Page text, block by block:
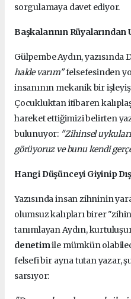
sorgulamaya davet ediyor.
Başkalarının
Gülpembe Aydın, yazısında
halde varım"felsefesinden
insanının mekanik bir
Çocukluktan itibaren
hareket ettiğimizi belirten
bulunuyor: "Zihinsel
görüyoruz ve bunu kendi
Hangi Düşünceyi Giyinip
Yazısında insan zihninin
olumsuz kalıpları birer
tanımlayan Aydın,
denetimile mümkün
felsefi bir ayna tutan yazar,
sarsıyor: